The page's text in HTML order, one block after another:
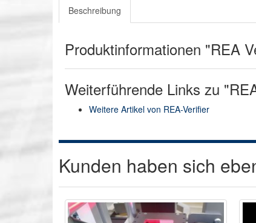
Beschreibung
Produktinformationen "REA
Weiterführende Links zu
Weitere Artikel von REA-Verifier
Kunden haben sich